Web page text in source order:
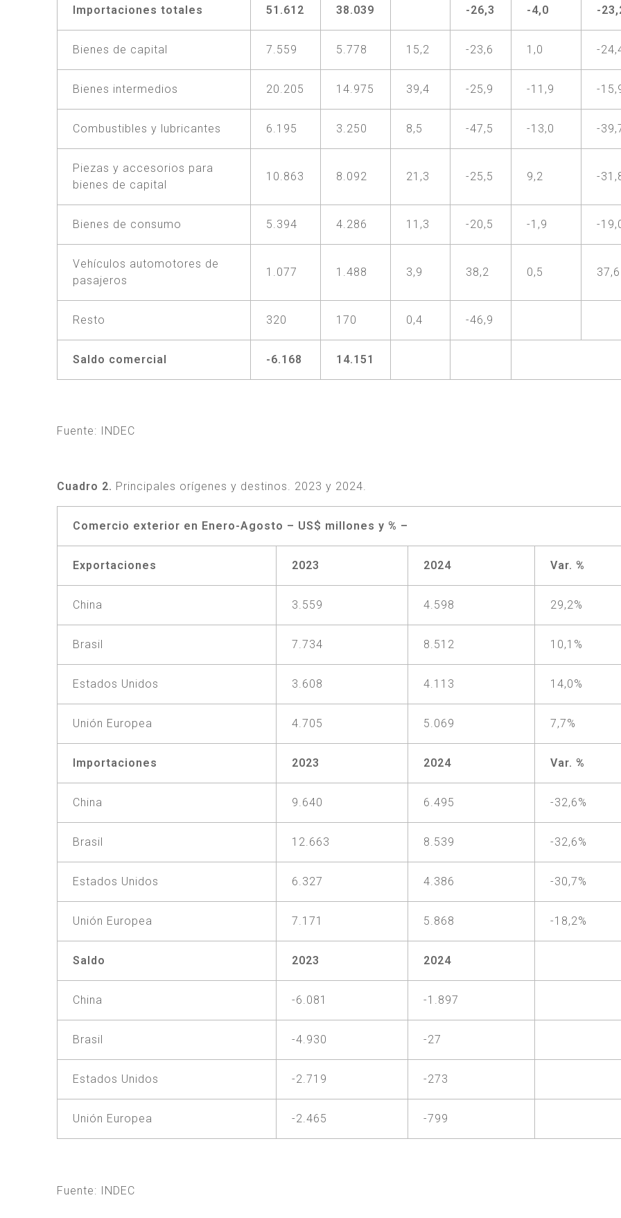
Importaciones totales 51.612 38.039 -26,3 -4,0 -
Bienes de capital 7.559 5.778 15,2 -23,6 1,0 -
Bienes intermedios 20.205 14.975 39,4 -25,9 -11,9 -
Combustibles y lubricantes 6.195 3.250 8,5 -47,5 -13,0 -
Piezas y accesorios para
bienes de capital
10.863 8.092 21,3 -25,5 9,2 -
Bienes de consumo 5.394 4.286 11,3 -20,5 -1,9 -
Vehículos automotores de
pasajeros
1.077 1.488 3,9 38,2 0,5 37,6
Resto 320 170 0,4 -46,9
Saldo comercial -6.168 14.151
Fuente: INDEC
Cuadro 2. Principales orígenes y destinos. 2023 y 2024.
Comercio exterior en Enero-Agosto – US$ millones y % –
Exportaciones 2023 2024 Var. %
China 3.559 4.598 29,2%
Brasil 7.734 8.512 10,1%
Estados Unidos 3.608 4.113 14,0%
Unión Europea 4.705 5.069 7,7%
Importaciones 2023 2024 Var. %
China 9.640 6.495 -32,6%
Brasil 12.663 8.539 -32,6%
Estados Unidos 6.327 4.386 -30,7%
Unión Europea 7.171 5.868 -18,2%
Saldo 2023 2024
China -6.081 -1.897
Brasil -4.930 -27
Estados Unidos -2.719 -273
Unión Europea -2.465 -799
Fuente: INDEC